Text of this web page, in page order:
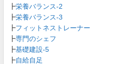
┣栄養バランス-2
┣栄養バランス-3
┣フィットネストレーナー
┣専門のシェフ
┣基礎建設-5
┣自給自足